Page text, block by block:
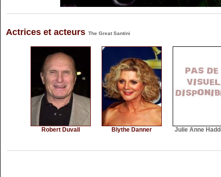
Actrices et acteurs The Great Santini
Robert Duvall Blythe Danner Julie Anne